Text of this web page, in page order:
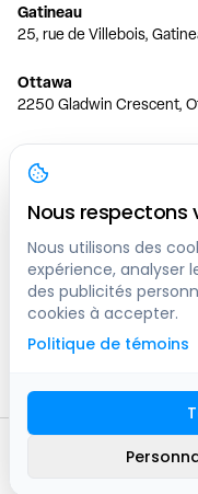
Gatineau
25, rue de Villebois,
Ottawa
2250 Gladwin Crescent,
Toronto
150 Ferrand Dr, 6th Floor,
Vancouver
1200 W 73rd Ave #1415,
Calgary
444 5 Ave SW #400
2016 -2026
Nous respectons
Nous utilisons des
expérience, analyser
des publicités
cookies à accepter.
Politique de témoins